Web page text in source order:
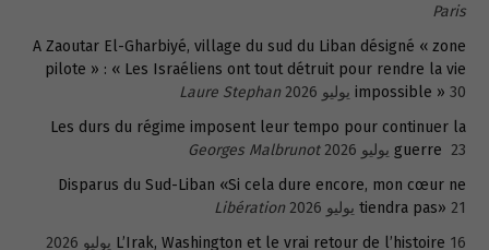
Paris
A Zaoutar El-Gharbiyé, village du sud du Liban désigné « zone
pilote » : « Les Israéliens ont tout détruit pour rendre la vie
impossible » 30 يوليو 2026
Laure Stephan
Les durs du régime imposent leur tempo pour continuer la
guerre 23 يوليو 2026
Georges Malbrunot
Disparus du Sud-Liban «Si cela dure encore, mon cœur ne
tiendra pas» 21 يوليو 2026
Libération
L’Irak, Washington et le vrai retour de l’histoire 16 يوليو 2026